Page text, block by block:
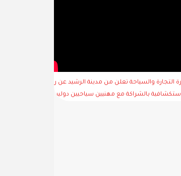
التجارة والسياحة تعلن من مدينة الرشيد عن رحلة
بالشراكة مع مهنيين سياحيين دوليين